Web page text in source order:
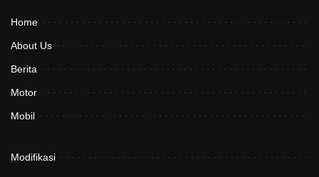
Home
About Us
Berita
Motor
Mobil
Modifikasi